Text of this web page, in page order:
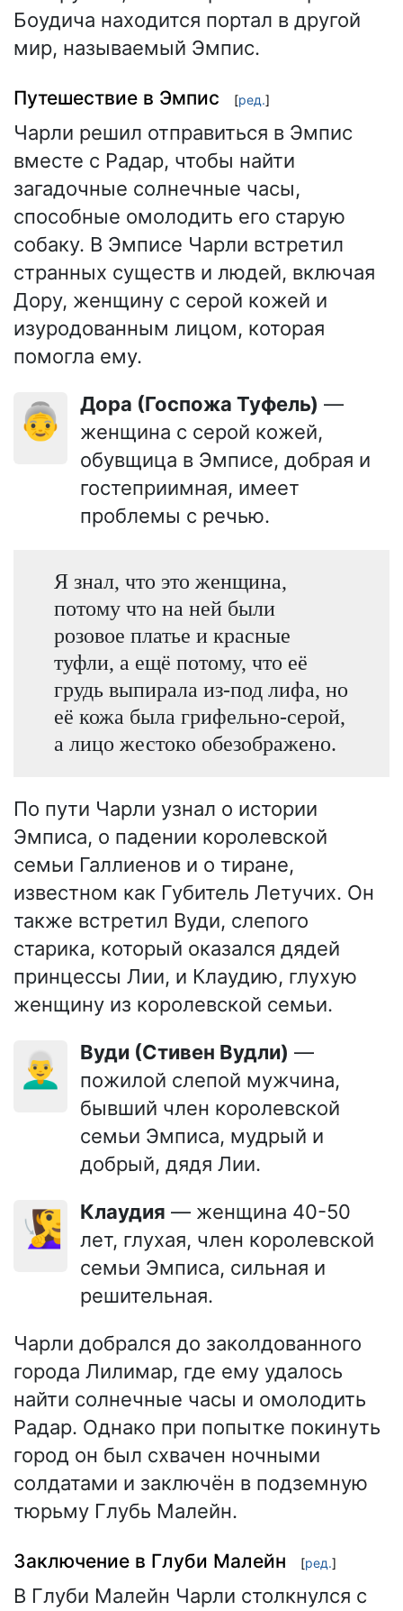
Боудича находится портал в другой
мир, называемый Эмпис.
Путешествие в Эмпис [ред.]
Чарли решил отправиться в Эмпис
вместе с Радар, чтобы найти
загадочные солнечные часы,
способные омолодить его старую
собаку. В Эмписе Чарли встретил
странных существ и людей, включая
Дору, женщину с серой кожей и
изуродованным лицом, которая
помогла ему.
👵 Дора (Госпожа Туфель) —
женщина с серой кожей,
обувщица в Эмписе, добрая и
гостеприимная, имеет
проблемы с речью.
Я знал, что это женщина,
потому что на ней были
розовое платье и красные
туфли, а ещё потому, что её
грудь выпирала из-под лифа, но
её кожа была грифельно-серой,
а лицо жестоко обезображено.
По пути Чарли узнал о истории
Эмписа, о падении королевской
семьи Галлиенов и о тиране,
известном как Губитель Летучих. Он
также встретил Вуди, слепого
старика, который оказался дядей
принцессы Лии, и Клаудию, глухую
женщину из королевской семьи.
👨‍🦳 Вуди (Стивен Вудли) —
пожилой слепой мужчина,
бывший член королевской
семьи Эмписа, мудрый и
добрый, дядя Лии.
🧏‍♀️ Клаудия — женщина 40-50
лет, глухая, член королевской
семьи Эмписа, сильная и
решительная.
Чарли добрался до заколдованного
города Лилимар, где ему удалось
найти солнечные часы и омолодить
Радар. Однако при попытке покинуть
город он был схвачен ночными
солдатами и заключён в подземную
тюрьму Глубь Малейн.
Заключение в Глуби Малейн [ред.]
В Глуби Малейн Чарли столкнулся с